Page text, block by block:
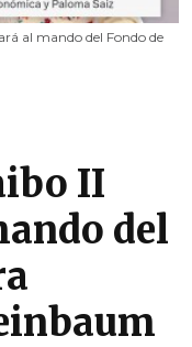
al mando del Fondo de
II
del